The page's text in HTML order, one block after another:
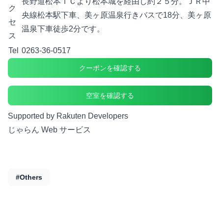
ク
セ
ス
央線松本駅下車、美ヶ原温泉行きバスで18分、美ヶ原
温泉下車徒歩2分です。
Tel 0263-36-0517
クーポンを確認する
空室を確認する
Supported by Rakuten Developers
じゃらん Web サービス
#Others